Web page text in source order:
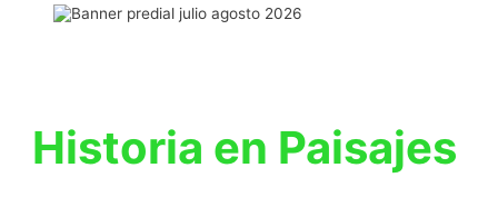
Historia en Paisajes